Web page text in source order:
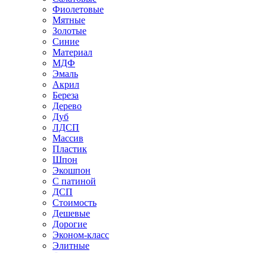
Фиолетовые
Мятные
Золотые
Синие
Материал
МДФ
Эмаль
Акрил
Береза
Дерево
Дуб
ЛДСП
Массив
Пластик
Шпон
Экошпон
С патиной
ДСП
Стоимость
Дешевые
Дорогие
Эконом-класс
Элитные